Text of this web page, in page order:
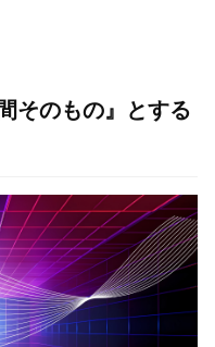
そのもの』とする